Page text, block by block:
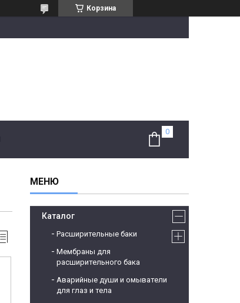
Корзина
Каталог
Расширительные баки
Мембраны для
расширительного бака
Аварийные души и омыватели
для глаз и тела